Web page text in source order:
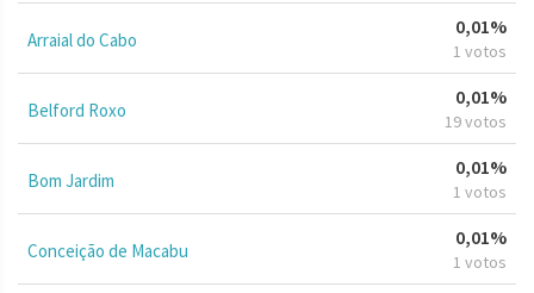
Arraial do Cabo
0,01%
1 votos
Belford Roxo
0,01%
19 votos
Bom Jardim
0,01%
1 votos
Conceição de Macabu
0,01%
1 votos